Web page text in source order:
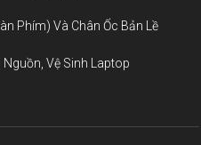
Phím) Và Chân Ốc Bản Lề
Vệ Sinh Laptop